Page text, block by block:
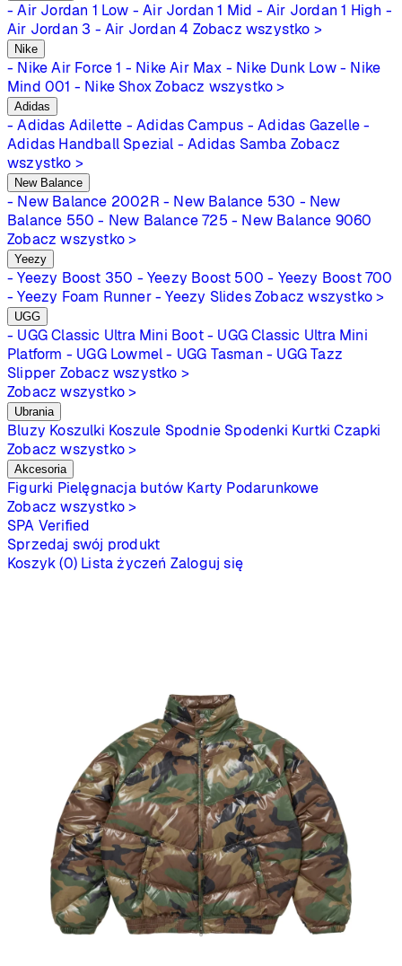
- Air Jordan 1 Low - Air Jordan 1 Mid - Air Jordan 1 High -
Air Jordan 3 - Air Jordan 4 Zobacz wszystko >
Nike
- Nike Air Force 1 - Nike Air Max - Nike Dunk Low - Nike
Mind 001 - Nike Shox Zobacz wszystko >
Adidas
- Adidas Adilette - Adidas Campus - Adidas Gazelle -
Adidas Handball Spezial - Adidas Samba Zobacz
wszystko >
New Balance
- New Balance 2002R - New Balance 530 - New
Balance 550 - New Balance 725 - New Balance 9060
Zobacz wszystko >
Yeezy
- Yeezy Boost 350 - Yeezy Boost 500 - Yeezy Boost 700
- Yeezy Foam Runner - Yeezy Slides Zobacz wszystko >
UGG
- UGG Classic Ultra Mini Boot - UGG Classic Ultra Mini
Platform - UGG Lowmel - UGG Tasman - UGG Tazz
Slipper Zobacz wszystko >
Zobacz wszystko >
Ubrania
Bluzy Koszulki Koszule Spodnie Spodenki Kurtki Czapki
Zobacz wszystko >
Akcesoria
Figurki Pielęgnacja butów Karty Podarunkowe
Zobacz wszystko >
SPA Verified
Sprzedaj swój produkt
Koszyk (0) Lista życzeń Zaloguj się